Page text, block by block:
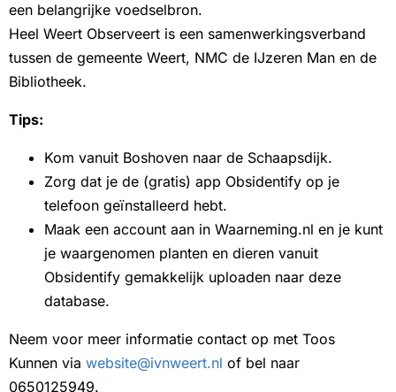
een belangrijke voedselbron.
Heel Weert Observeert is een samenwerkingsverband
tussen de gemeente Weert, NMC de IJzeren Man en de
Bibliotheek.
Tips:
Kom vanuit Boshoven naar de Schaapsdijk.
Zorg dat je de (gratis) app Obsidentify op je
telefoon geïnstalleerd hebt.
Maak een account aan in Waarneming.nl en je kunt
je waargenomen planten en dieren vanuit
Obsidentify gemakkelijk uploaden naar deze
database.
Neem voor meer informatie contact op met Toos
Kunnen via website@ivnweert.nl of bel naar
0650125949.